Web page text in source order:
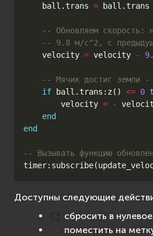
ball . trans = ball . trans
-- Обновляем скорость:
-- 9.8 м/с^2, с
velocity = velocity -
-- Мячик достиг земли -
if
ball . trans : z () <= 0
velocity = -
end
end
-- Вызывать функцию
timer: subscribe(
Доступны следующие
сбросить в
поместить на